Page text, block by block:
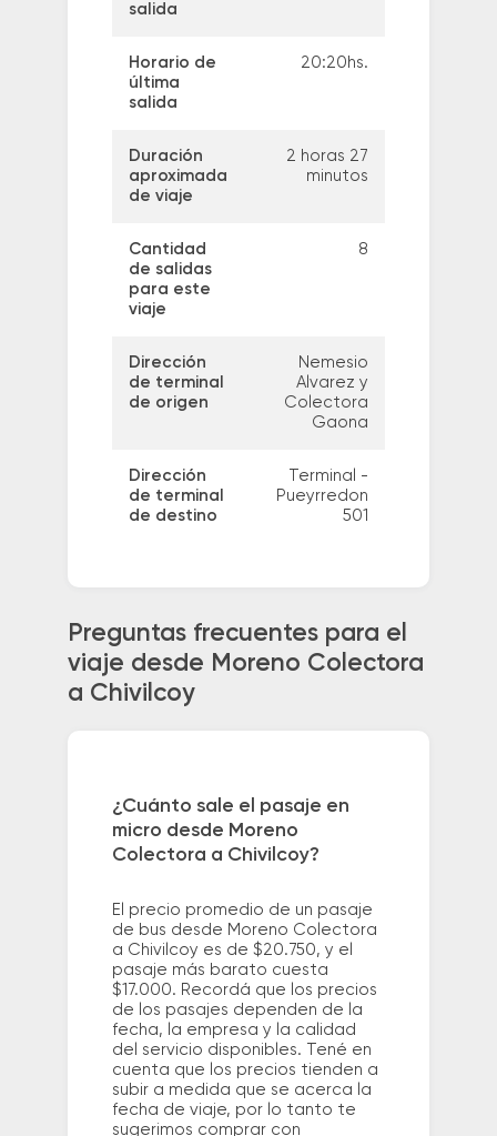
salida
Horario de
última
salida
20:20hs.
Duración
aproximada
de viaje
2 horas 27
minutos
Cantidad
de salidas
para este
viaje
8
Dirección
de terminal
de origen
Nemesio
Alvarez y
Colectora
Gaona
Dirección
de terminal
de destino
Terminal -
Pueyrredon
501
Preguntas frecuentes para el
viaje desde Moreno Colectora
a Chivilcoy
¿Cuánto sale el pasaje en
micro desde Moreno
Colectora a Chivilcoy?
El precio promedio de un pasaje
de bus desde Moreno Colectora
a Chivilcoy es de $20.750, y el
pasaje más barato cuesta
$17.000. Recordá que los precios
de los pasajes dependen de la
fecha, la empresa y la calidad
del servicio disponibles. Tené en
cuenta que los precios tienden a
subir a medida que se acerca la
fecha de viaje, por lo tanto te
sugerimos comprar con